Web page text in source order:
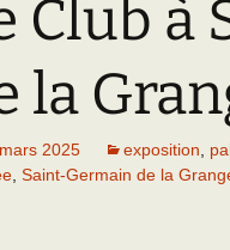
Club à
la
2025 exposition
Saint-Germain de la